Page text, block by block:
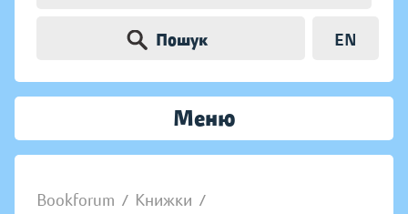
Пошук EN
Меню
Bookforum / Книжки /